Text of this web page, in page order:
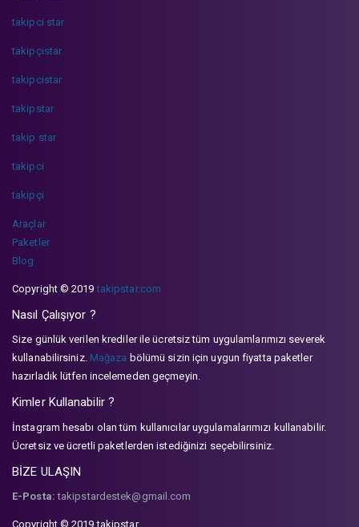
takipci star
takipçistar
takipcistar
takipstar
takip star
takipci
takipçi
Araçlar
Paketler
Blog
Copyright © 2019takipstar.com
Nasıl Çalışıyor ?
Size günlük verilen krediler ile ücretsiz tüm uygulamlarımızı severek
kullanabilirsiniz. Mağaza bölümü sizin için uygun fiyatta paketler
hazırladık lütfen incelemeden geçmeyin.
Kimler Kullanabilir ?
İnstagram hesabı olan tüm kullanıcılar uygulamalarımızı kullanabilir.
Ücretsiz ve ücretli paketlerden istediğinizi seçebilirsiniz.
BİZE ULAŞIN
E-Posta: takipstardestek@gmail.com
Copyright © 2019 takipstar.